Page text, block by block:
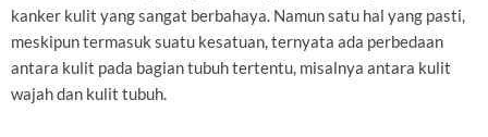
kanker kulit yang sangat berbahaya. Namun satu hal yang pasti,
meskipun termasuk suatu kesatuan, ternyata ada perbedaan
antara kulit pada bagian tubuh tertentu, misalnya antara kulit
wajah dan kulit tubuh.